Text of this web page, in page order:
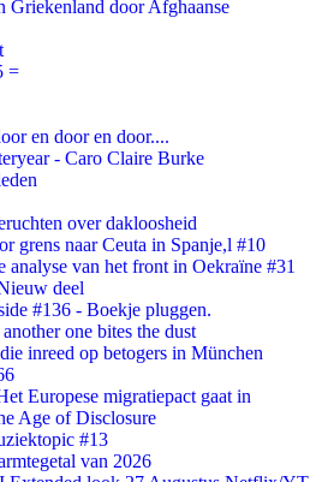
Griekenland door Afghaanse
=
en door en door....
- Caro Claire Burke
over dakloosheid
grens naar Ceuta in Spanje,l #10
analyse van het front in Oekraïne #31
deel
#136 - Boekje pluggen.
one bites the dust
inreed op betogers in München
Europese migratiepact gaat in
Age of Disclosure
#13
van 2026